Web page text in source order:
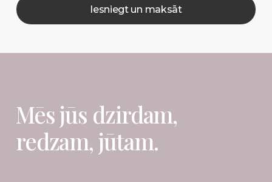
Mēsjūs dzirdam,
redzam,jūtam.